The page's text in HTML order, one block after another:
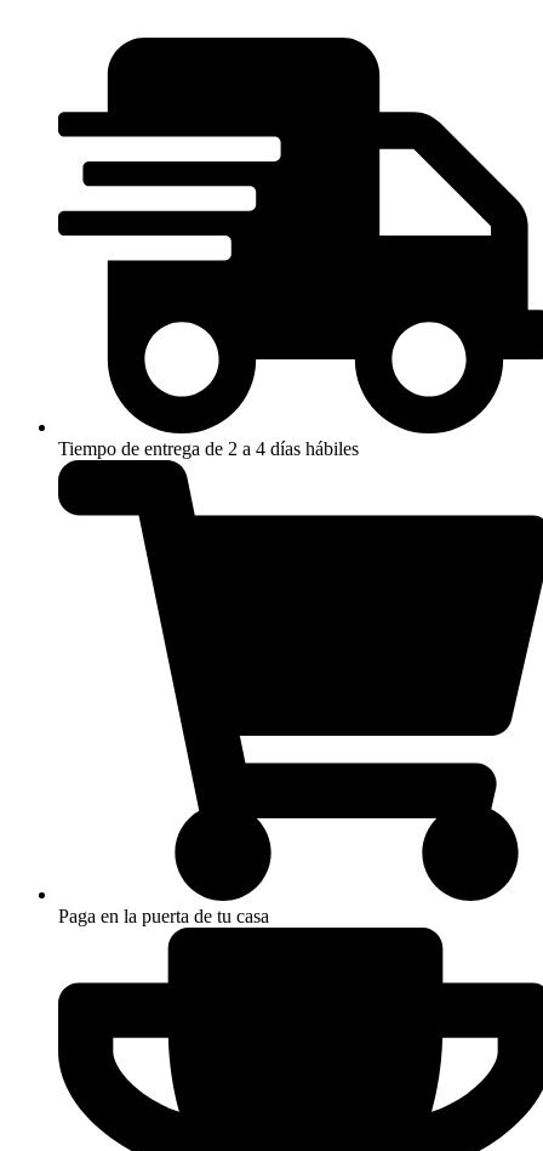
Tiempo de entrega de 2 a 4 días hábiles
Paga en la puerta de tu casa